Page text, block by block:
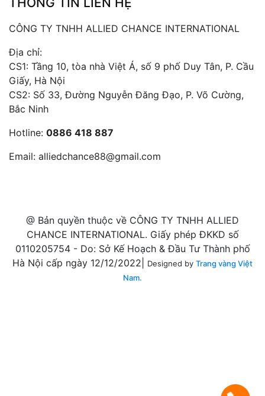
CÔNG TY TNHH ALLIED CHANCE INTERNATIONAL
Địa chỉ:
CS1: Tầng 10, tòa nhà Việt Á, số 9 phố Duy Tân, P. Cầu
Giấy, Hà Nội
CS2: Số 33, Đường Nguyễn Đăng Đạo, P. Võ Cường,
Bắc Ninh
Hotline: 0886 418 887
Email: alliedchance88@gmail.com
@ Bản quyền thuộc về CÔNG TY TNHH ALLIED
CHANCE INTERNATIONAL. Giấy phép ĐKKD số
0110205754 - Do: Sở Kế Hoạch & Đầu Tư Thành phố
Hà Nội cấp ngày 12/12/2022|
Designed by Trang vàng Việt
Nam.